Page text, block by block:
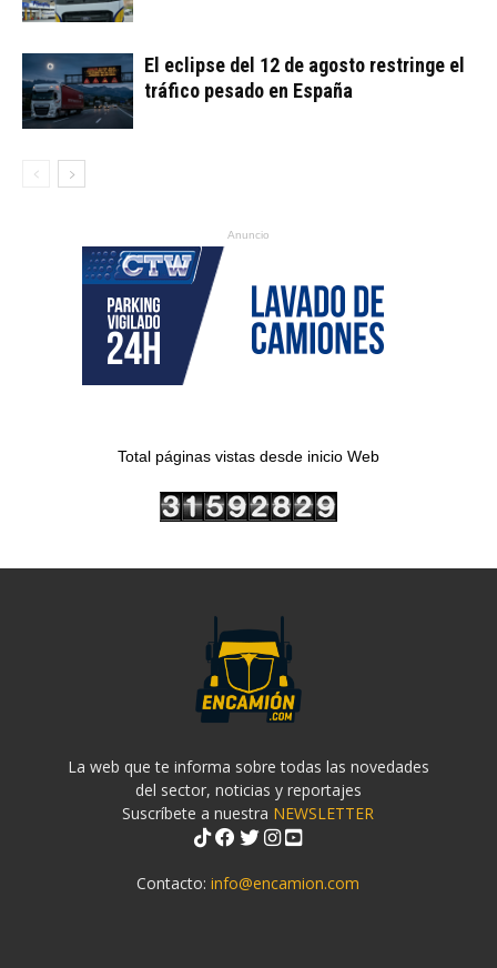
El eclipse del 12 de agosto restringe el
tráfico pesado en España
Anuncio
Total páginas vistas desde inicio Web
La web que te informa sobre todas las novedades
del sector, noticias y reportajes
Suscríbete a nuestra NEWSLETTER
Contacto:info@encamion.com